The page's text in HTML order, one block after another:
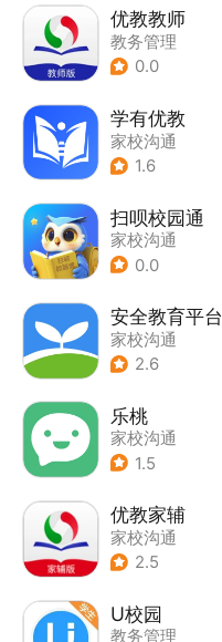
优教教师
教务管理
0.0
学有优教
家校沟通
1.6
扫呗校园通
家校沟通
0.0
安全教育平台
家校沟通
2.6
乐桃
家校沟通
1.5
优教家辅
家校沟通
2.5
U校园
教务管理